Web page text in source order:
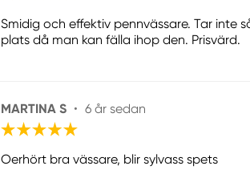
Smidig och effektiv pennvässare. Tar inte
plats då man kan fälla ihop den. Prisvärd.
MARTINA S • 6 år sedan
Oerhört bra vässare, blir sylvass spets